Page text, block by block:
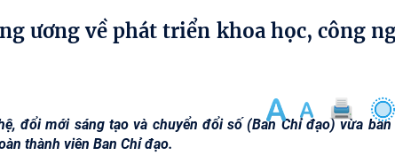
đổi mới sáng tạo và chuyển đổi số (Ban Chỉ đạo) vừa ban
thành viên Ban Chỉ đạo.